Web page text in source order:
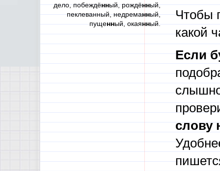
дело, побеждённый, рождённый,
пеклеванный, недреманный,
пущенный, окаянный.
Чтобы
какой
Если
слову